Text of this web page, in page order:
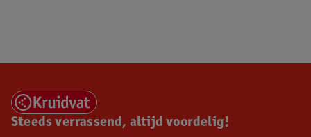
Steeds verrassend, altijd voordelig!